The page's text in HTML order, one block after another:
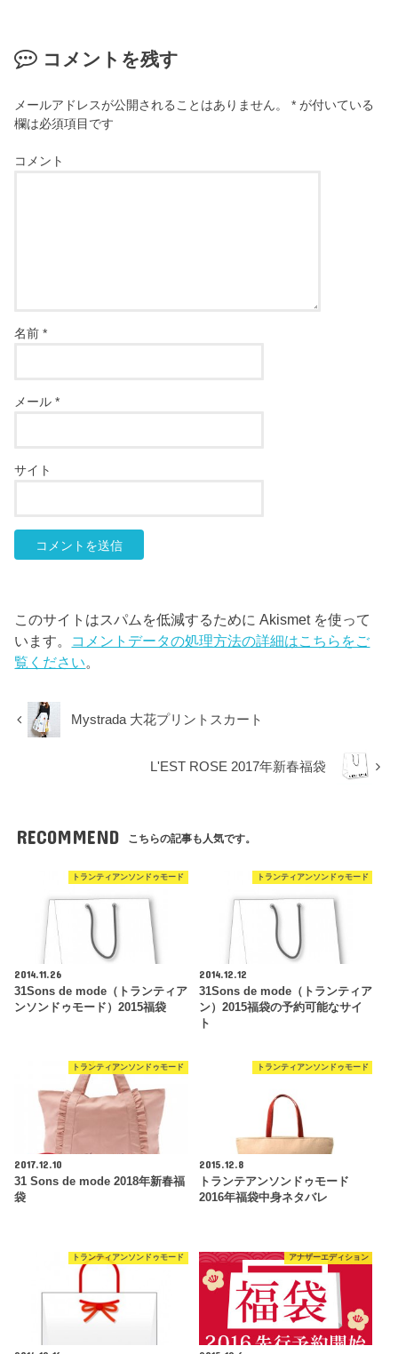
コメントを残す
メールアドレスが公開されることはありません。 * が付いている
欄は必須項目です
コメント
名前*
メール*
サイト
このサイトはスパムを低減するために Akismet を使って
います。 コメントデータの処理方法の詳細はこちらをご
覧ください。
Mystrada 大花プリントスカート
L'EST ROSE 2017年新春福袋
RECOMMEND こちらの記事も人気です。
トランティアンソンドゥモード
2014.11.26
31Sons de mode（トランティア
ンソンドゥモード）2015福袋
トランティアンソンドゥモード
2014.12.12
31Sons de mode（トランティア
ン）2015福袋の予約可能なサイ
ト
トランティアンソンドゥモード
2017.12.10
31 Sons de mode 2018年新春福
袋
トランティアンソンドゥモード
2015.12.8
トランテアンソンドゥモード
2016年福袋中身ネタバレ
トランティアンソンドゥモード アナザーエディション